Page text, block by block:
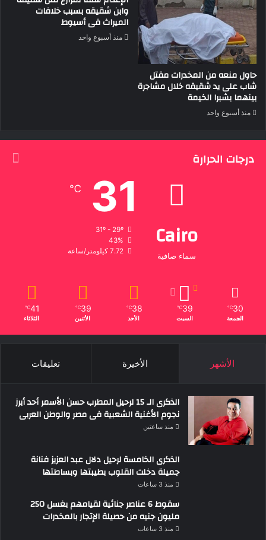
حاول منعه من المخدرات مقتل
شاب على يد شقيقه خلال مشاجرة
بينهما بشبرا الخيمة
منذ أسبوع واحد
وابن شقيقه بسبب خلافات
الميراث فى أسيوط
منذ أسبوع واحد
درجات الحرارة
Cairo
سماء صافية
31
℃
31º - 29º
43%
7.72 كيلومتر/ساعة
30
℃
الجمعة
39
℃
السبت
38
℃
الأحد
39
℃
الأثنين
41
℃
الثلاثاء
الأشهر الأخيرة تعليقات
الذكرى الـ 15 لرحيل المطرب حسن الأسمر أحد أبرز
نجوم الأغنية الشعبية فى مصر والوطن العربى
منذ ساعتين
الذكرى الخامسة لرحيل دلال عبد العزيز فنانة
جميلة دخلت القلوب بطيبتها وبساطتها
منذ 3 ساعات
سقوط 6 عناصر جنائية لقيامهم بغسل 250
مليون جنيه من حصيلة الإتجار بالمخدرات
منذ 3 ساعات